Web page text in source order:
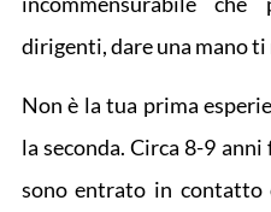
dirigenti, dare una mano ti
Non è la tua prima
la seconda. Circa 8-9
sono entrato in contatto